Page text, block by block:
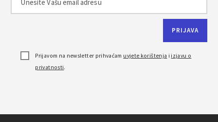
Prijavom na newsletter prihvaćam uvjete korištenja i izjavu o
privatnosti.